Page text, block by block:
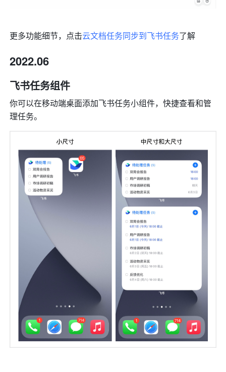
更多功能细节，点击云文档任务同步到飞书任务了解
2022.06
飞书任务组件
你可以在移动端桌面添加飞书任务小组件，快捷查看和管
理任务。